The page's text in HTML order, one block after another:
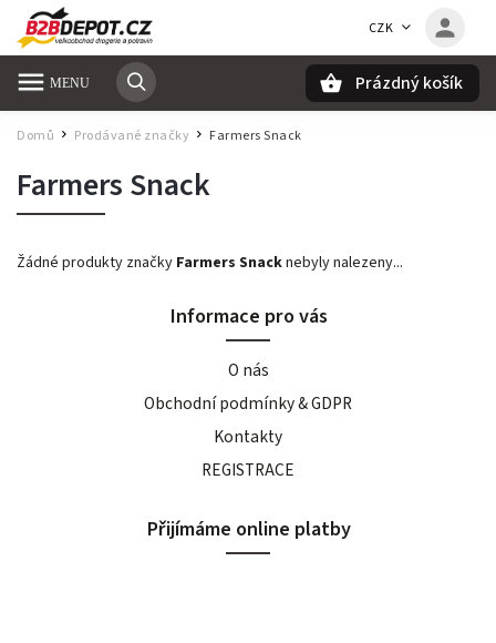
CZK
Prázdný košík
Domů / Prodávané značky / Farmers Snack
Farmers Snack
Žádné produkty značky Farmers Snacknebyly nalezeny...
Informace pro vás
O nás
Obchodní podmínky & GDPR
Kontakty
REGISTRACE
Přijímáme online platby